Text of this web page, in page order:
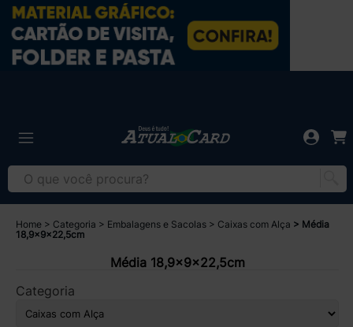
Home Categoria Embalagens e Sacolas Caixas com Alça
Média
18,9x9x22,5cm
Média 18,9x9x22,5cm
Categoria